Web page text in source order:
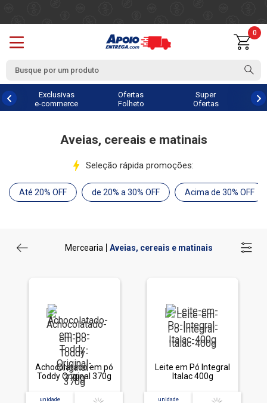
0
Exclusivas
e-commerce
Ofertas
Folheto
Super
Ofertas
Aveias, cereais e matinais
Seleção rápida promoções:
Até 20% OFF de 20% a 30% OFF Acima de 30% OFF
Mercearia Aveias, cereais e matinais
Achocolatado em pó
Toddy Original 370g
unidade acima de
Leite em Pó Integral
Italac 400g
unidade acima de